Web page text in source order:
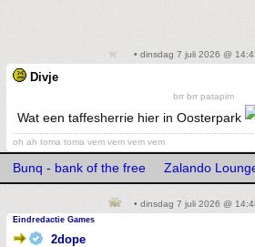
• dinsdag 7 juli 2026 @
Divje
brr brr patapim
Wat een taffesherrie hier in Oosterpark
oh ah toma toma vem vem vem vem
Bunq - bank of the free Zalando
• dinsdag 7 juli 2026 @
Eindredactie Games
2dope